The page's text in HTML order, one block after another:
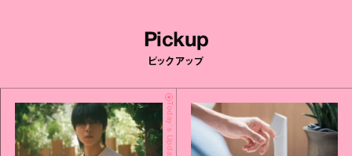
Pickup
ピックアップ
Today's Update